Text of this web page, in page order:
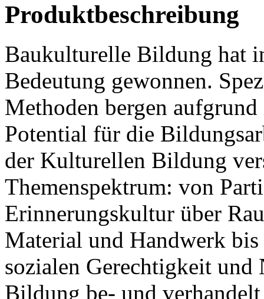
Produktbeschreibung
Baukulturelle Bildung hat
Bedeutung gewonnen.
Methoden bergen
Potential für die
der Kulturellen Bildung
Themenspektrum: von
Erinnerungskultur über
Material und Handwerk
sozialen Gerechtigkeit
Bildung be- und